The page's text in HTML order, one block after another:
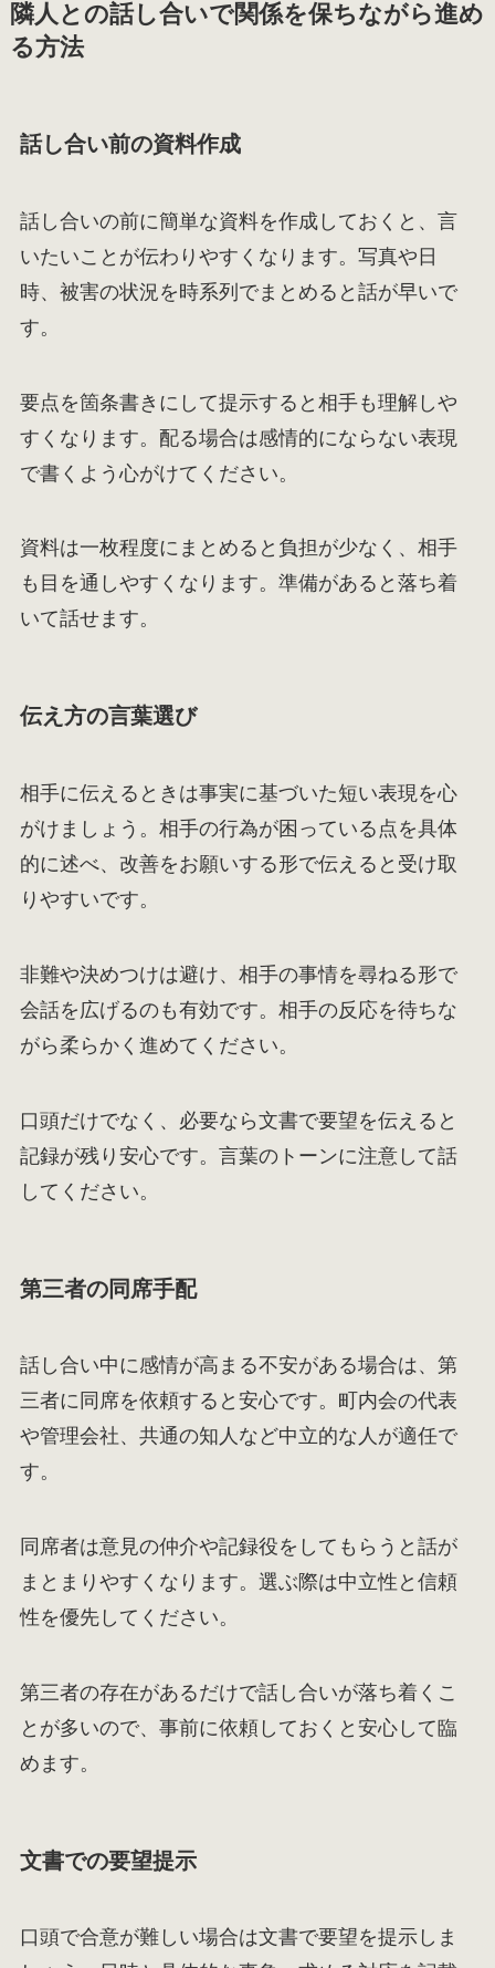
隣人との話し合いで関係を保ちながら進め
る方法
話し合い前の資料作成
話し合いの前に簡単な資料を作成しておくと、言
いたいことが伝わりやすくなります。写真や日
時、被害の状況を時系列でまとめると話が早いで
す。
要点を箇条書きにして提示すると相手も理解しや
すくなります。配る場合は感情的にならない表現
で書くよう心がけてください。
資料は一枚程度にまとめると負担が少なく、相手
も目を通しやすくなります。準備があると落ち着
いて話せます。
伝え方の言葉選び
相手に伝えるときは事実に基づいた短い表現を心
がけましょう。相手の行為が困っている点を具体
的に述べ、改善をお願いする形で伝えると受け取
りやすいです。
非難や決めつけは避け、相手の事情を尋ねる形で
会話を広げるのも有効です。相手の反応を待ちな
がら柔らかく進めてください。
口頭だけでなく、必要なら文書で要望を伝えると
記録が残り安心です。言葉のトーンに注意して話
してください。
第三者の同席手配
話し合い中に感情が高まる不安がある場合は、第
三者に同席を依頼すると安心です。町内会の代表
や管理会社、共通の知人など中立的な人が適任で
す。
同席者は意見の仲介や記録役をしてもらうと話が
まとまりやすくなります。選ぶ際は中立性と信頼
性を優先してください。
第三者の存在があるだけで話し合いが落ち着くこ
とが多いので、事前に依頼しておくと安心して臨
めます。
文書での要望提示
口頭で合意が難しい場合は文書で要望を提示しま